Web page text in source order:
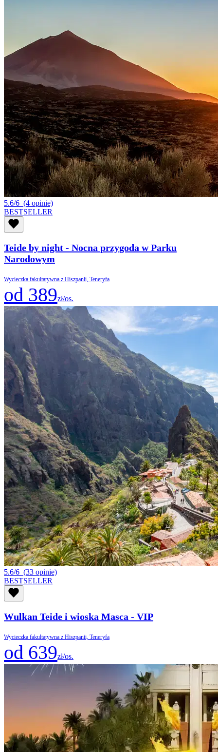
5.6/6 (4 opinie)
BESTSELLER
Teide by night - Nocna przygoda w Parku
Narodowym
Wycieczka fakultatywna z Hiszpanii, Teneryfa
od 389zł/os.
5.6/6 (33 opinie)
BESTSELLER
Wulkan Teide i wioska Masca - VIP
Wycieczka fakultatywna z Hiszpanii, Teneryfa
od 639zł/os.